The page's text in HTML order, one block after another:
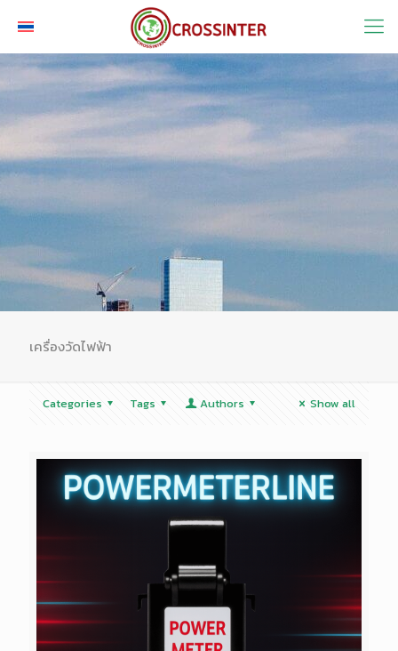
เครื่องวัดไฟฟ้า
Categories Tags Authors Show all